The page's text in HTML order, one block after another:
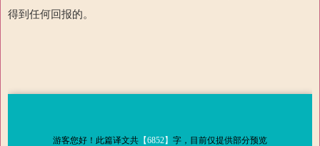
得到任何回报的。
游客您好！此篇译文共 【6852】 字，目前仅提供部分预览